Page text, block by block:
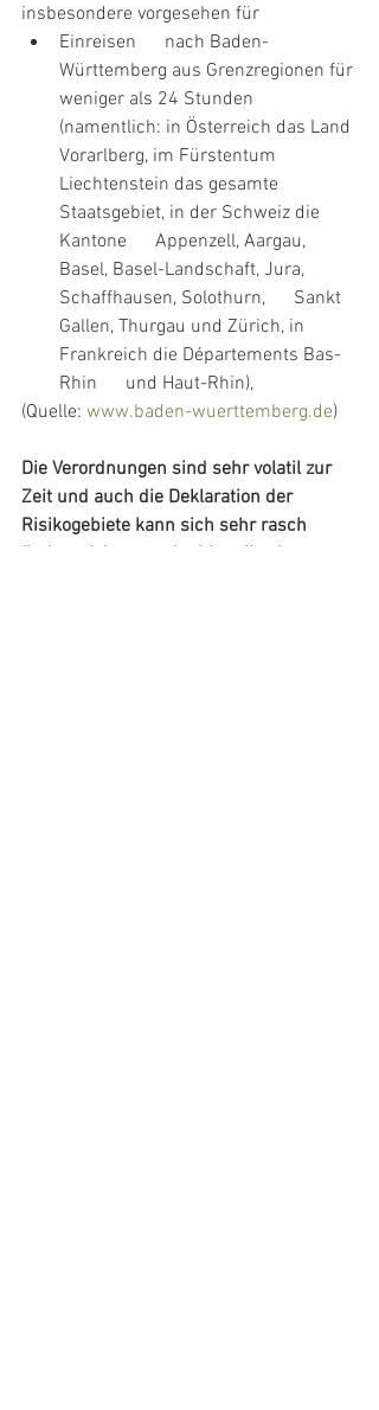
insbesondere vorgesehen für
Einreisen      nach Baden-
Württemberg aus Grenzregionen für
weniger als 24 Stunden
(namentlich: in Österreich das Land
Vorarlberg, im Fürstentum
Liechtenstein das gesamte
Staatsgebiet, in der Schweiz die
Kantone      Appenzell, Aargau,
Basel, Basel-Landschaft, Jura,
Schaffhausen, Solothurn,      Sankt
Gallen, Thurgau und Zürich, in
Frankreich die Départements Bas-
Rhin      und Haut-Rhin),
(Quelle: www.baden-wuerttemberg.de)
Die Verordnungen sind sehr volatil zur
Zeit und auch die Deklaration der
Risikogebiete kann sich sehr rasch